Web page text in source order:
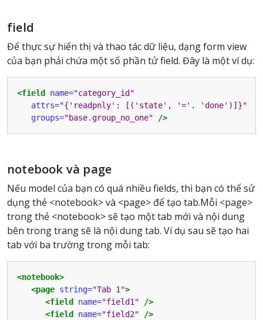
field
Để thực sự hiển thị và thao tác dữ liệu, dạng form view
của bạn phải chứa một số phần tử field. Đây là một ví dụ:
<field name="category_id"
attrs="{'readpnly': [('state', '='. 'done')]}"
groups="base.group_no_one" />
notebook và page
Nếu model của bạn có quá nhiều fields, thì bạn có thể sử
dụng thẻ <notebook> và <page> để tạo tab.Mỗi <page>
trong thẻ <notebook> sẽ tạo một tab mới và nội dung
bên trong trang sẽ là nội dung tab. Ví dụ sau sẽ tạo hai
tab với ba trường trong mỗi tab:
<notebook>
<page string="Tab 1">
<field
name="field1"
/>
<field
name="field2"
/>